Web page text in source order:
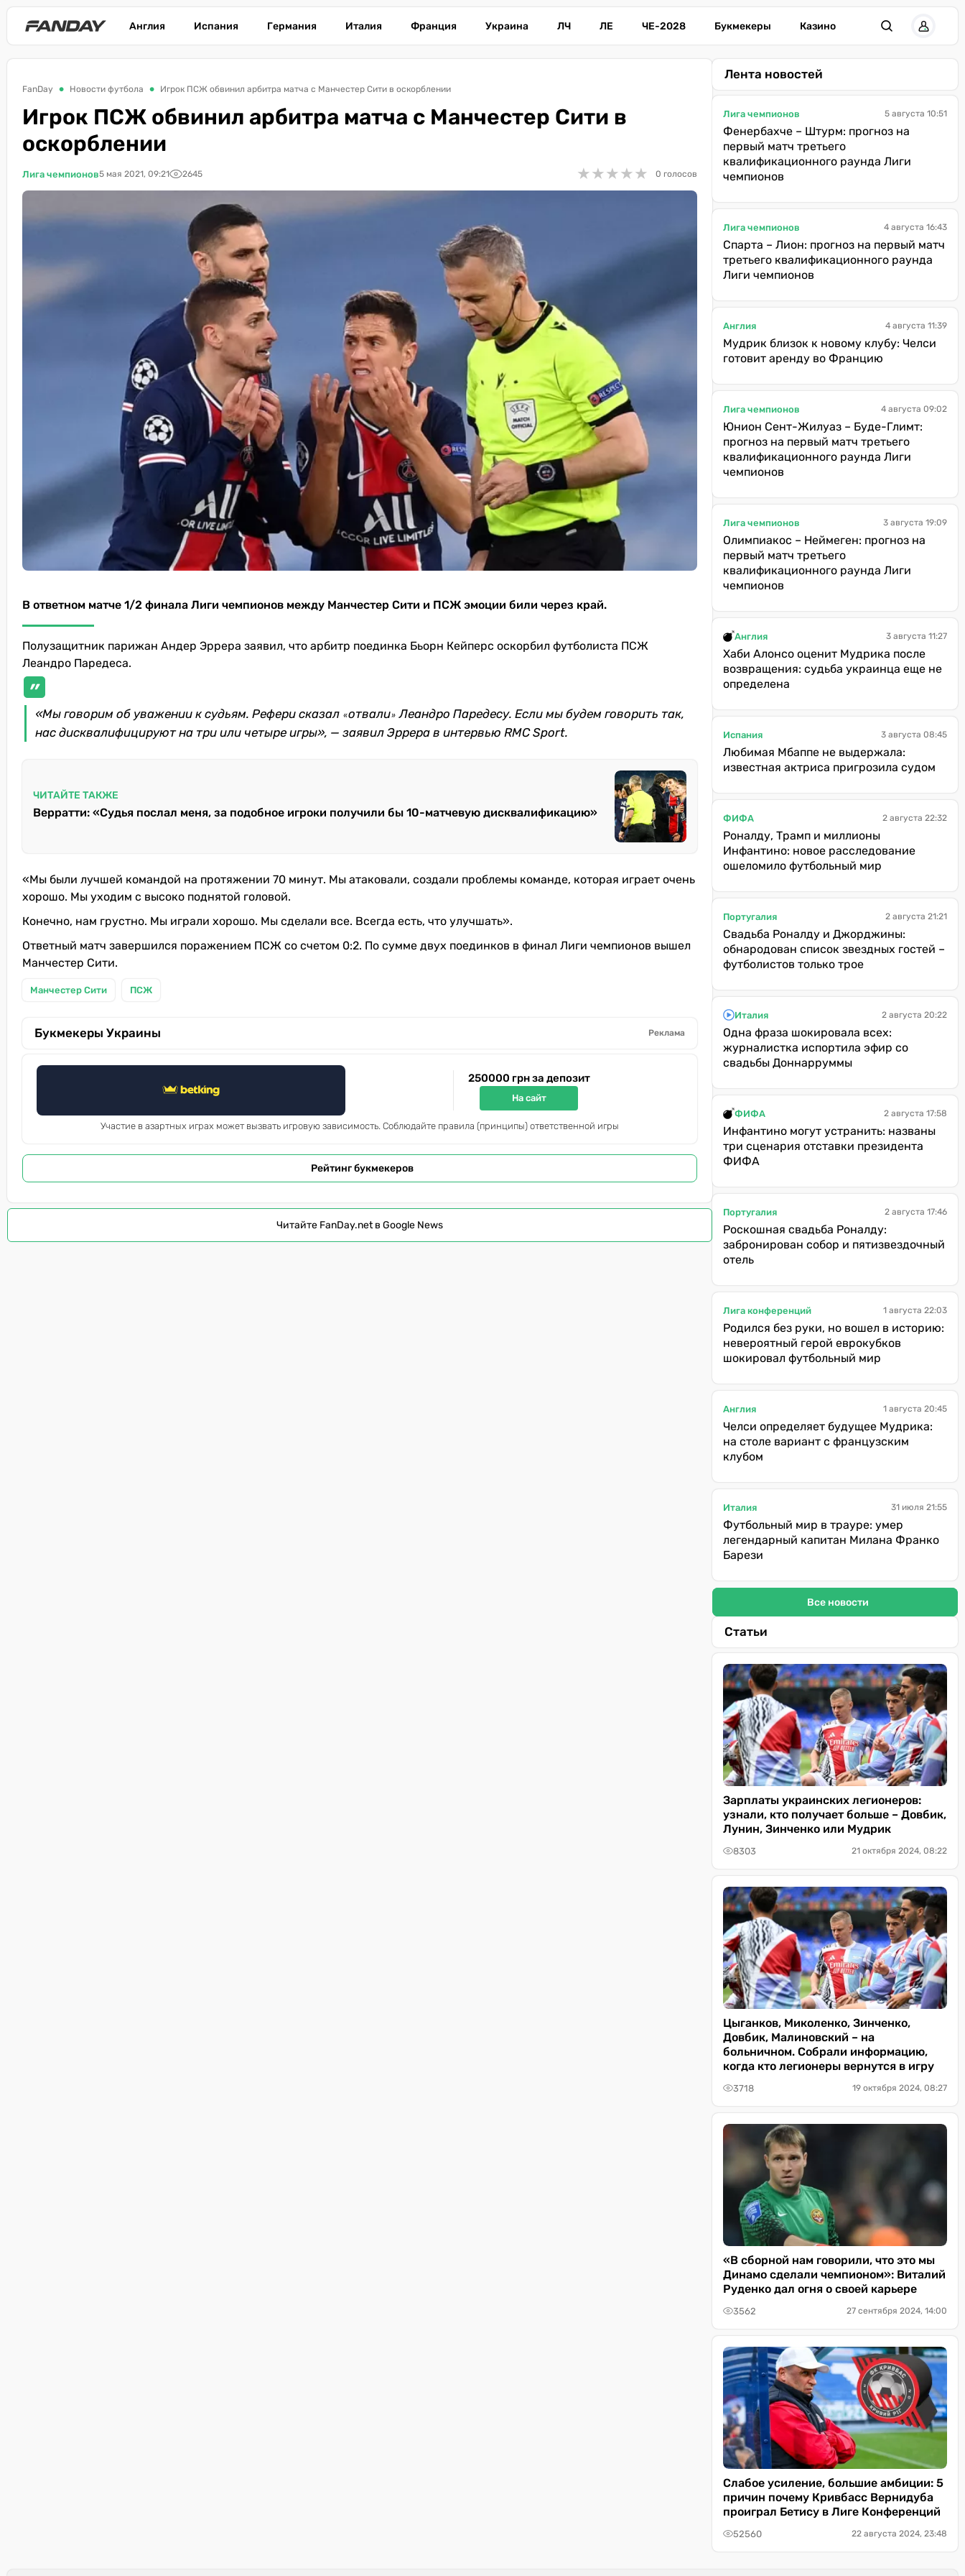
Англия Испания Германия Италия Франция Украина ЛЧ ЛЕ ЧЕ-2028 Букмекеры Казино
FanDay Новости футбола Игрок ПСЖ обвинил арбитра матча с Манчестер Сити в оскорблении
Игрок ПСЖ обвинил арбитра матча с Манчестер Сити в
оскорблении
Лига чемпионов5 мая 2021, 09:21 2645 ★★★★★
★★★★★ 0 голосов
В ответном матче 1/2 финала Лиги чемпионов между Манчестер Сити и ПСЖ эмоции били через край.
Полузащитник парижан Андер Эррера заявил, что арбитр поединка Бьорн Кейперс оскорбил футболиста ПСЖ
Леандро Паредеса.
«Мы говорим об уважении к судьям. Рефери сказал «отвали» Леандро Паредесу. Если мы будем говорить так,
нас дисквалифицируют на три или четыре игры», — заявил Эррера в интервью RMC Sport.
ЧИТАЙТЕ ТАКЖЕ
Верратти: «Судья послал меня, за подобное игроки получили бы 10-матчевую дисквалификацию»
«Мы были лучшей командой на протяжении 70 минут. Мы атаковали, создали проблемы команде, которая играет очень
хорошо. Мы уходим с высоко поднятой головой.
Конечно, нам грустно. Мы играли хорошо. Мы сделали все. Всегда есть, что улучшать».
Ответный матч завершился поражением ПСЖ со счетом 0:2. По сумме двух поединков в финал Лиги чемпионов вышел
Манчестер Сити.
Манчестер Сити ПСЖ
Букмекеры Украины Реклама
250000 грн за депозит
На сайт
Участие в азартных играх может вызвать игровую зависимость. Соблюдайте правила (принципы) ответственной игры
Рейтинг букмекеров
Читайте FanDay.net в Google News
Лента новостей
Лига чемпионов 5 августа 10:51
Фенербахче – Штурм: прогноз на
первый матч третьего
квалификационного раунда Лиги
чемпионов
Лига чемпионов 4 августа 16:43
Спарта – Лион: прогноз на первый матч
третьего квалификационного раунда
Лиги чемпионов
Англия 4 августа 11:39
Мудрик близок к новому клубу: Челси
готовит аренду во Францию
Лига чемпионов 4 августа 09:02
Юнион Сент-Жилуаз – Буде-Глимт:
прогноз на первый матч третьего
квалификационного раунда Лиги
чемпионов
Лига чемпионов 3 августа 19:09
Олимпиакос – Неймеген: прогноз на
первый матч третьего
квалификационного раунда Лиги
чемпионов
Англия 3 августа 11:27
Хаби Алонсо оценит Мудрика после
возвращения: судьба украинца еще не
определена
Испания 3 августа 08:45
Любимая Мбаппе не выдержала:
известная актриса пригрозила судом
ФИФА 2 августа 22:32
Роналду, Трамп и миллионы
Инфантино: новое расследование
ошеломило футбольный мир
Португалия 2 августа 21:21
Свадьба Роналду и Джорджины:
обнародован список звездных гостей –
футболистов только трое
Италия 2 августа 20:22
Одна фраза шокировала всех:
журналистка испортила эфир со
свадьбы Доннарруммы
ФИФА 2 августа 17:58
Инфантино могут устранить: названы
три сценария отставки президента
ФИФА
Португалия 2 августа 17:46
Роскошная свадьба Роналду:
забронирован собор и пятизвездочный
отель
Лига конференций 1 августа 22:03
Родился без руки, но вошел в историю:
невероятный герой еврокубков
шокировал футбольный мир
Англия 1 августа 20:45
Челси определяет будущее Мудрика:
на столе вариант с французским
клубом
Италия 31 июля 21:55
Футбольный мир в трауре: умер
легендарный капитан Милана Франко
Барези
Все новости
Статьи
Зарплаты украинских легионеров:
узнали, кто получает больше – Довбик,
Лунин, Зинченко или Мудрик
8303 21 октября 2024, 08:22
Цыганков, Миколенко, Зинченко,
Довбик, Малиновский – на
больничном. Собрали информацию,
когда кто легионеры вернутся в игру
3718 19 октября 2024, 08:27
«В сборной нам говорили, что это мы
Динамо сделали чемпионом»: Виталий
Руденко дал огня о своей карьере
3562 27 сентября 2024, 14:00
Слабое усиление, большие амбиции: 5
причин почему Кривбасс Вернидуба
проиграл Бетису в Лиге Конференций
52560 22 августа 2024, 23:48